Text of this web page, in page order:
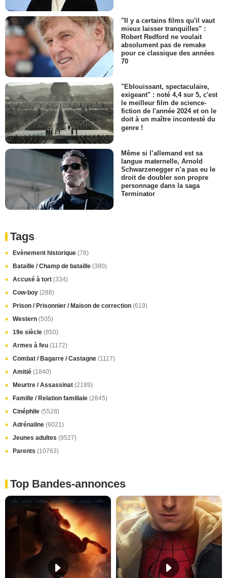
"Il y a certains films qu'il vaut
mieux laisser tranquilles" :
Robert Redford ne voulait
absolument pas de remake
pour ce classique des années
70
"Eblouissant, spectaculaire,
exigeant" : noté 4,4 sur 5, c'est
le meilleur film de science-
fiction de l'année 2024 et on le
doit à un maître incontesté du
genre !
Même si l’allemand est sa
langue maternelle, Arnold
Schwarzenegger n’a pas eu le
droit de doubler son propre
personnage dans la saga
Terminator
Tags
Evènement historique (78)
Bataille / Champ de bataille (380)
Accusé à tort (334)
Cow-boy (288)
Prison / Prisonnier / Maison de correction (619)
Western (505)
19e siècle (850)
Armes à feu (1172)
Combat / Bagarre / Castagne (1117)
Amitié (1840)
Meurtre / Assassinat (2189)
Famille / Relation familiale (2645)
Cinéphile (5528)
Adrénaline (6021)
Jeunes adultes (9527)
Parents (10763)
Top Bandes-annonces